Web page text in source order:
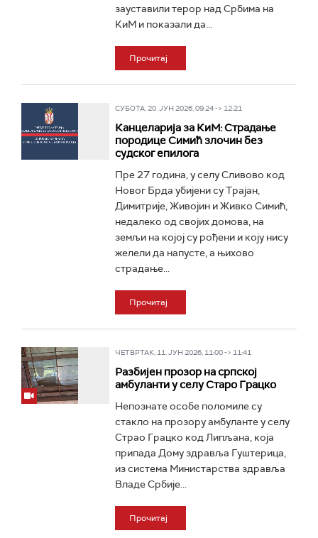
зауставили терор над Србима на
КиМ и показали да...
Прочитај
СУБОТА, 20. ЈУН 2026, 09:24 -> 12:21
Канцеларија за КиМ: Страдање
породице Симић злочин без
судског епилога
Пре 27 година, у селу Сливово код
Новог Брда убијени су Трајан,
Димитрије, Живојин и Живко Симић,
недалеко од својих домова, на
земљи на којој су рођени и коју нису
желели да напусте, а њихово
страдање...
Прочитај
ЧЕТВРТАК, 11. ЈУН 2026, 11:00 -> 11:41
Разбијен прозор на српској
амбуланти у селу Старо Грацко
Непознате особе поломиле су
стакло на прозору амбуланте у селу
Страо Грацко код Липљана, која
припада Дому здравља Гуштерица,
из система Министарства здравља
Владе Србије...
Прочитај